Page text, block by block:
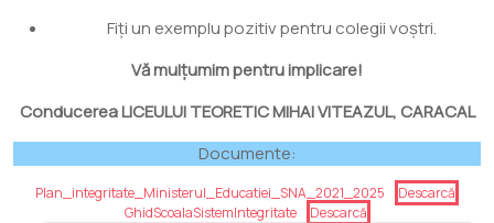
Fiți un exemplu pozitiv pentru colegii voștri.
Vă mulțumim pentru implicare!
Conducerea LICEULUI TEORETIC MIHAI VITEAZUL, CARACAL
Documente:
Plan_integritate_Ministerul_Educatiei_SNA_2021_2025
Descarcă
GhidScoalaSistemIntegritate
Descarcă